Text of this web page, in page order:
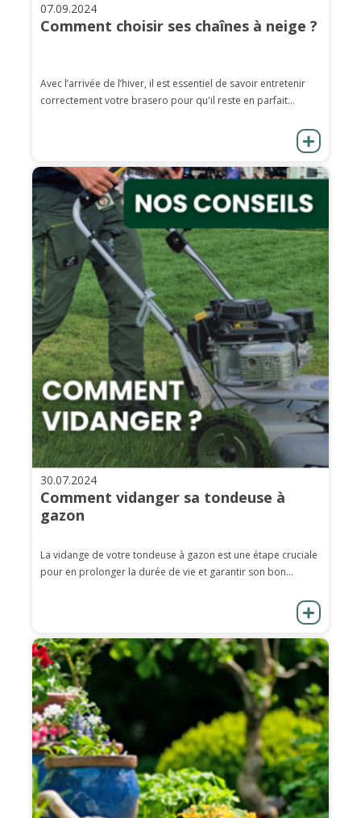
07.09.2024
Comment choisir ses chaînes à neige ?
Avec l’arrivée de l’hiver, il est essentiel de savoir entretenir
correctement votre brasero pour qu'il reste en parfait...
30.07.2024
Comment vidanger sa tondeuse à
gazon
La vidange de votre tondeuse à gazon est une étape cruciale
pour en prolonger la durée de vie et garantir son bon...